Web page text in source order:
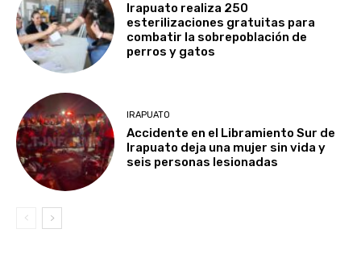
Irapuato realiza 250
esterilizaciones gratuitas para
combatir la sobrepoblación de
perros y gatos
IRAPUATO
Accidente en el Libramiento Sur de
Irapuato deja una mujer sin vida y
seis personas lesionadas